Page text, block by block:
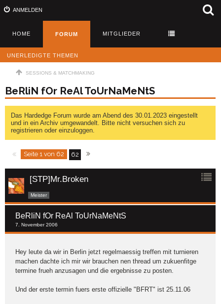
ANMELDEN
HOME FORUM MITGLIEDER
UNERLEDIGTE THEMEN
SESSIONS & MATCHMAKING
BeRliN fOr ReAl ToUrNaMeNtS
Das Hardedge Forum wurde am Abend des 30.01.2023 eingestellt
und in ein Archiv umgewandelt. Bitte nicht versuchen sich zu
registrieren oder einzuloggen.
Seite 1 von 62 62
[STP]Mr.Broken
Meister
BeRliN fOr ReAl ToUrNaMeNtS
7. November 2006
Hey leute da wir in Berlin jetzt regelmaessig treffen mit turnieren
machen dachte ich mir wir brauchen nen thread um zukuenfitge
termine frueh anzusagen und die ergebnisse zu posten.
Und der erste termin fuers erste offizielle "BFRT" ist 25.11.06